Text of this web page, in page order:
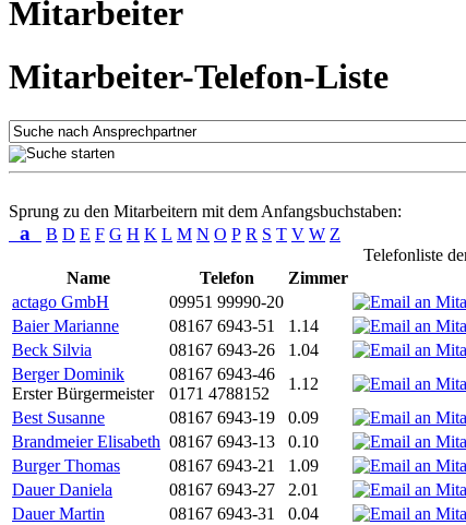
Mitarbeiter
Mitarbeiter-Telefon-Liste
Sprung zu den Mitarbeitern mit dem Anfangsbuchstaben:
a B D E F G H K L M N O P R S T V W Z
Telefonliste
Name
Telefon Zimmer
actago GmbH
09951 99990-20
Baier Marianne
08167 6943-51 1.14
Beck Silvia
08167 6943-26 1.04
Berger Dominik
Erster Bürgermeister
08167 6943-46
0171 4788152
1.12
Best Susanne
08167 6943-19 0.09
Brandmeier Elisabeth 08167 6943-13 0.10
Burger Thomas
08167 6943-21 1.09
Dauer Daniela
08167 6943-27 2.01
Dauer Martin
08167 6943-31 0.04